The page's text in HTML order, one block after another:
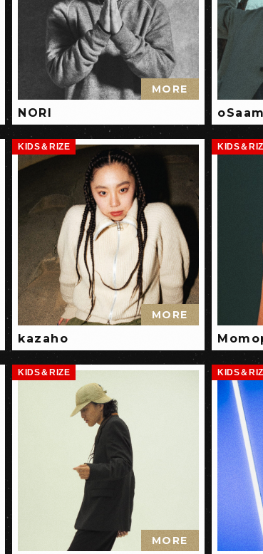
MORE
NORI oSaam
MORE
KIDS＆RIZE
kazaho
KIDS＆
MORE
KIDS＆RIZE KIDS＆